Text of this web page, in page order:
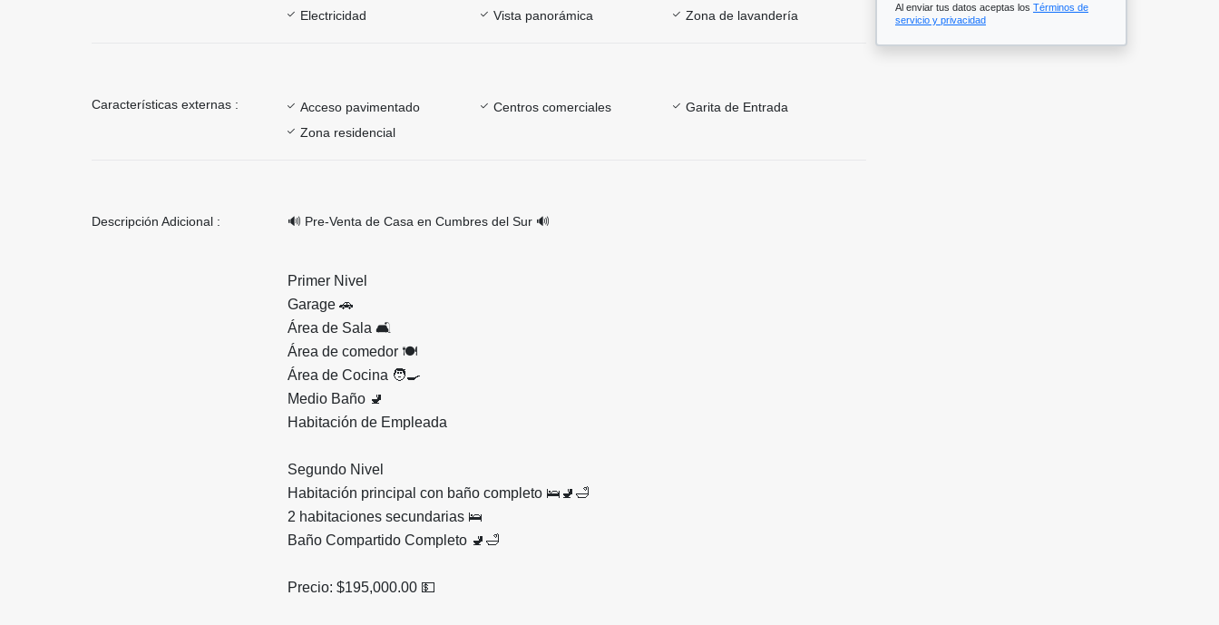
Electricidad
Vista panorámica Zona de lavandería
Características externas : Acceso pavimentado Centros comerciales
Garita de Entrada
Zona residencial
Descripción Adicional : 🔊 Pre-Venta de Casa en Cumbres del Sur 🔊
Primer Nivel
Garage 🚗
Área de Sala 🛋️
Área de comedor 🍽️
Área de Cocina 🧑‍🍳
Medio Baño 🚽
Habitación de Empleada
Segundo Nivel
Habitación principal con baño completo 🛌🚽🛁
2 habitaciones secundarias 🛌
Baño Compartido Completo 🚽🛁
Precio: $195,000.00 💵
Al enviar tus datos aceptas los Términos de
servicio y privacidad